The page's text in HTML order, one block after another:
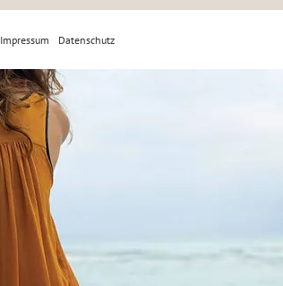
Impressum Datenschutz